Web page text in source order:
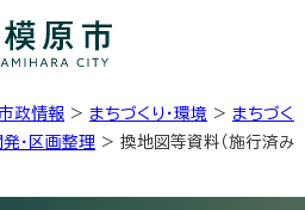
政情報 > まちづくり・環境 > まちづく
・区画整理 > 換地図等資料（施行済み